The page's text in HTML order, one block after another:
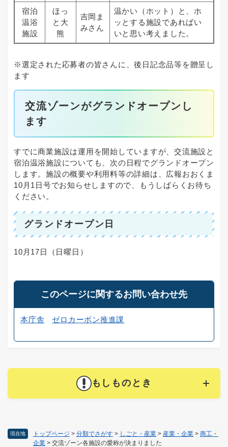
現在地 トップページ > 分類でさがす > しごと・産業 > 産業・企業 > 商工・
企業 > 交流ゾーン各施設の愛称が決まりました
宿泊
温浴
施設
ほっ
と大
熊
吉岡ま
みさん
温かい（ホット）と、ホ
ッとする施設であればい
いと思い考えました。
※選定された応募者の皆さんに、後日記念品等を贈呈し
ます
交流ゾーンがグランドオープンし
ます
すでに商業施設は運用を開始していますが、交流施設と
宿泊温浴施設についても、次の日程でグランドオープン
します。施設の概要や利用料等の詳細は、広報おおくま
10月1日号でお知らせしますので、もうしばらくお待ち
ください。
グランドオープン日
10月17日（日曜日）
このページに関するお問い合わせ先
本庁舎 ゼロカーボン推進課
もしものとき